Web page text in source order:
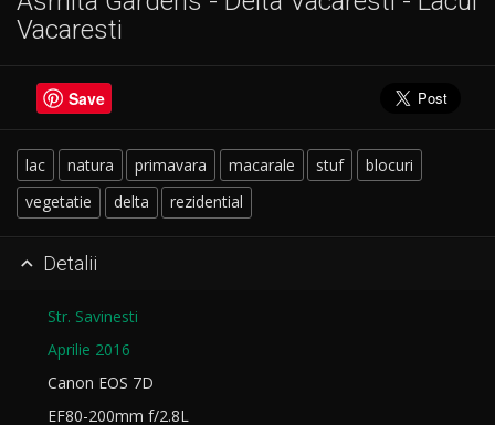
Vacaresti
Save
lac natura primavara macarale stuf
blocuri
vegetatie
delta rezidential
 Detalii
Str. Savinesti
Aprilie 2016
Canon EOS 7D
EF80-200mm f/2.8L